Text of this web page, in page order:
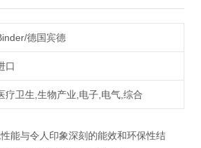
德国宾德
口
疗卫生,生物产业,电子,电气,综合
能与令人印象深刻的能效和环保性结